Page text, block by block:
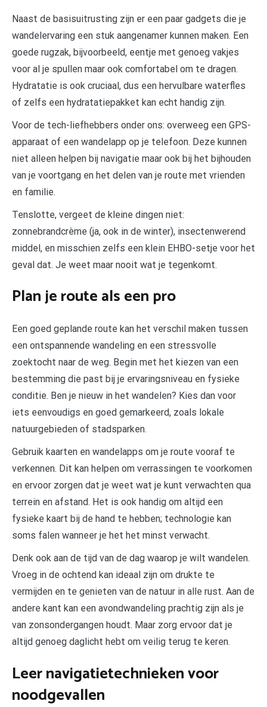
Naast de basisuitrusting zijn er een paar gadgets die je
wandelervaring een stuk aangenamer kunnen maken. Een
goede rugzak, bijvoorbeeld, eentje met genoeg vakjes
voor al je spullen maar ook comfortabel om te dragen.
Hydratatie is ook cruciaal, dus een hervulbare waterfles
of zelfs een hydratatiepakket kan echt handig zijn.
Voor de tech-liefhebbers onder ons: overweeg een GPS-
apparaat of een wandelapp op je telefoon. Deze kunnen
niet alleen helpen bij navigatie maar ook bij het bijhouden
van je voortgang en het delen van je route met vrienden
en familie.
Tenslotte, vergeet de kleine dingen niet:
zonnebrandcrème (ja, ook in de winter), insectenwerend
middel, en misschien zelfs een klein EHBO-setje voor het
geval dat. Je weet maar nooit wat je tegenkomt.
Plan je route als een pro
Een goed geplande route kan het verschil maken tussen
een ontspannende wandeling en een stressvolle
zoektocht naar de weg. Begin met het kiezen van een
bestemming die past bij je ervaringsniveau en fysieke
conditie. Ben je nieuw in het wandelen? Kies dan voor
iets eenvoudigs en goed gemarkeerd, zoals lokale
natuurgebieden of stadsparken.
Gebruik kaarten en wandelapps om je route vooraf te
verkennen. Dit kan helpen om verrassingen te voorkomen
en ervoor zorgen dat je weet wat je kunt verwachten qua
terrein en afstand. Het is ook handig om altijd een
fysieke kaart bij de hand te hebben; technologie kan
soms falen wanneer je het het minst verwacht.
Denk ook aan de tijd van de dag waarop je wilt wandelen.
Vroeg in de ochtend kan ideaal zijn om drukte te
vermijden en te genieten van de natuur in alle rust. Aan de
andere kant kan een avondwandeling prachtig zijn als je
van zonsondergangen houdt. Maar zorg ervoor dat je
altijd genoeg daglicht hebt om veilig terug te keren.
Leer navigatietechnieken voor
noodgevallen